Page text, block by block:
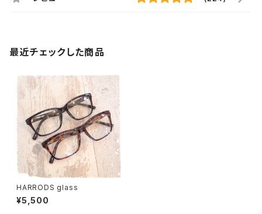
最近チェックした商品
HARRODS glass
¥5,500